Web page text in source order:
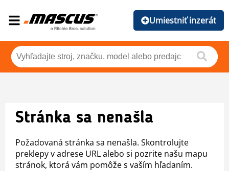
Umiestniť inzerát
Stránka sa nenašla
Požadovaná stránka sa nenašla. Skontrolujte
preklepy v adrese URL alebo si pozrite našu mapu
stránok, ktorá vám pomôže s vaším hľadaním.